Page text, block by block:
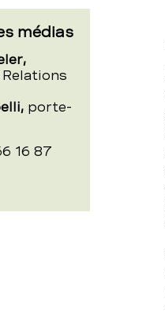
médias
porte-
16 87